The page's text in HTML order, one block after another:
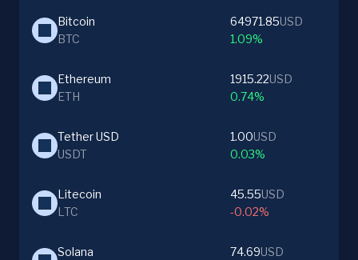
Bitcoin
BTC
64971.85USD
1.09%
Ethereum
ETH
1915.22USD
0.74%
Tether USD
USDT
1.00USD
0.03%
Litecoin
LTC
45.55USD
-0.02%
Solana
74.69USD